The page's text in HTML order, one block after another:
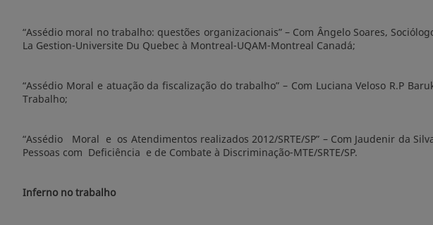
“Assédio moral no trabalho: questões organizacionais” – Com Ângelo Soares,
La Gestion-Universite Du Quebec à Montreal-UQAM-Montreal Canadá;
“Assédio Moral e atuação da fiscalização do trabalho” – Com Luciana Veloso R.P
Trabalho;
“Assédio Moral e os Atendimentos realizados 2012/SRTE/SP” – Com Jaudenir da
Pessoas com Deficiência e de Combate à Discriminação-MTE/SRTE/SP.
Inferno no trabalho